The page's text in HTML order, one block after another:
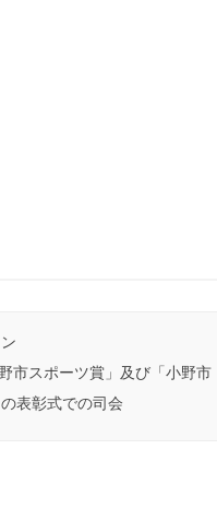
市スポーツ賞」及び「小野市
表彰式での司会